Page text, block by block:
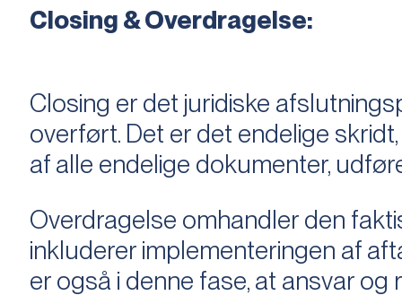
Closing & Overdragelse:
Closing er det juridiske
overført. Det er det endelige
af alle endelige dokumenter,
Overdragelse omhandler den
inkluderer implementeringen af
er også i denne fase, at ansvar